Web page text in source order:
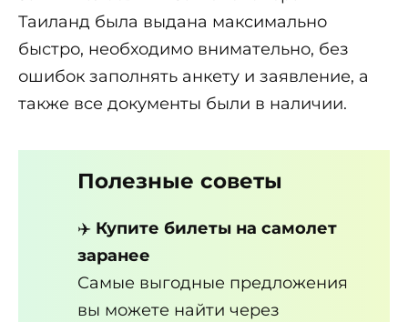
Таиланд была выдана максимально
быстро, необходимо внимательно, без
ошибок заполнять анкету и заявление, а
также все документы были в наличии.
Полезные советы
✈️ Купите билеты на самолет
заранее
Самые выгодные предложения
вы можете найти через